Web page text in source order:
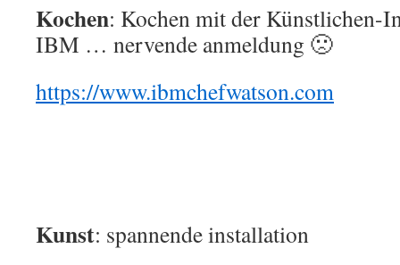
Kochen: Kochen mit der Künstlichen-
IBM … nervende anmeldung 🙁
https://www.ibmchefwatson.com
Kunst: spannende installation